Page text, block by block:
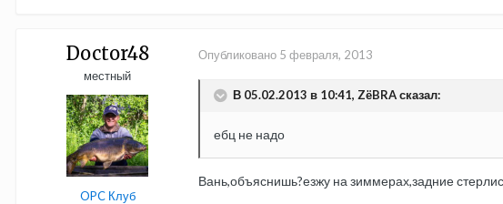
Doctor48
местный
OPC Клуб
Опубликовано 5 февраля, 2013
В 05.02.2013 в 10:41, ZёBRA сказал:
ебц не надо
Вань,объяснишь?езжу на зиммерах,задние